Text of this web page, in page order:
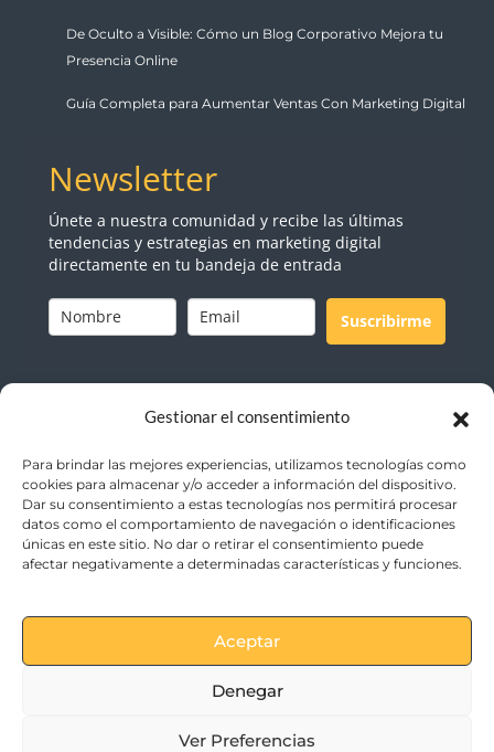
Gestionar el consentimiento
Para brindar las mejores experiencias, utilizamos tecnologías como
cookies para almacenar y/o acceder a información del dispositivo.
Dar su consentimiento a estas tecnologías nos permitirá procesar
datos como el comportamiento de navegación o identificaciones
únicas en este sitio. No dar o retirar el consentimiento puede
afectar negativamente a determinadas características y funciones.
Aceptar
Denegar
Ver Preferencias
De Oculto a Visible: Cómo un Blog Corporativo Mejora tu
Presencia Online
Guía Completa para Aumentar Ventas Con Marketing Digital
Newsletter
Únete a nuestra comunidad y recibe las últimas
tendencias y estrategias en marketing digital
directamente en tu bandeja de entrada
Suscribirme
Home
Servicios
Blog
Portfolio